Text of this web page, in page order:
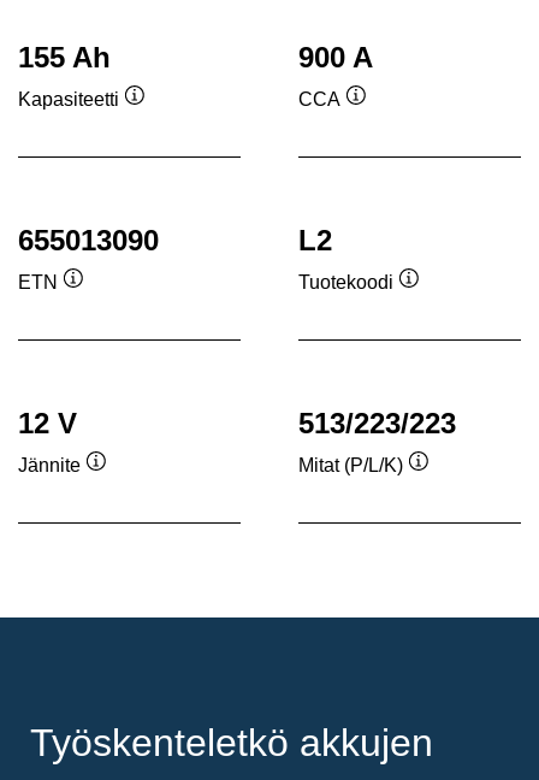
155 Ah
Kapasiteetti
900 A
CCA
655013090
ETN
L2
Tuotekoodi
12 V
Jännite
513/223/223
Mitat (P/L/K)
Työskenteletkö akkujen